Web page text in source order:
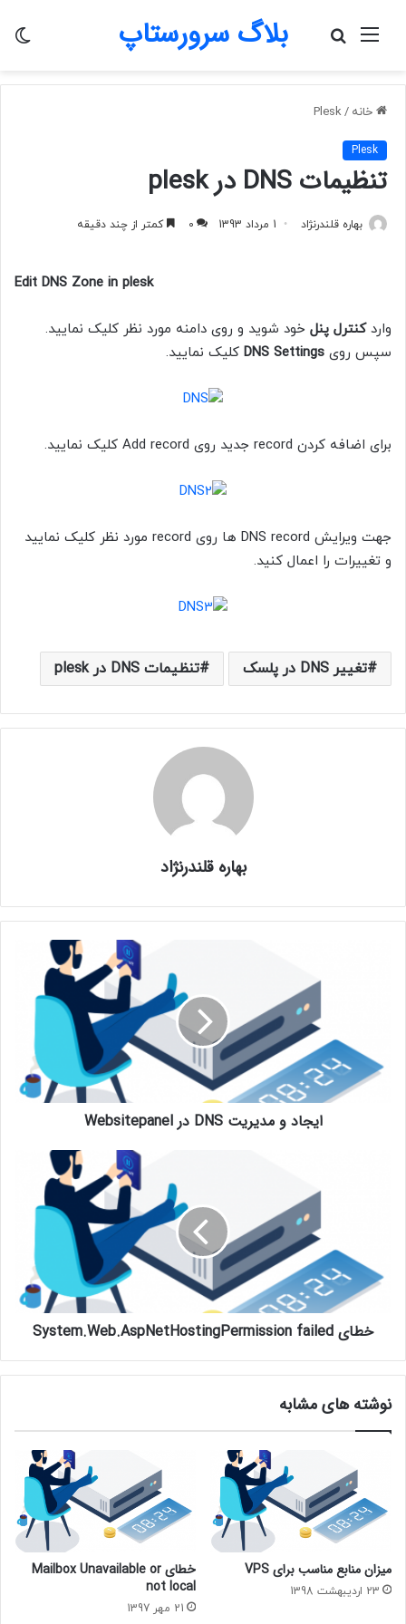
بلاگ سرورستاپ منو
جستجو
خانه /
Plesk
Plesk
تنظیمات DNS در plesk
بهاره قلندرنژاد 1 مرداد 1393 0 کمتر از چند دقیقه
Edit DNS Zone in plesk
واردکنترل پنل خود شوید و روی دامنه مورد نظر کلیک نمایید.
سپس روی DNS Settings کلیک نمایید.
برای اضافه کردن record جدید روی Add record کلیک نمایید.
جهت ویرایش DNS record ها روی record مورد نظر کلیک نمایید
و تغییرات را اعمال کنید.
تغییر DNS در پلسک تنظیمات DNS در plesk
بهاره قلندرنژاد
ایجاد و مدیریت DNS در Websitepanel
خطای System.Web.AspNetHostingPermission failed
نوشته های مشابه
میزان منابع مناسب برای VPS
23 اردیبهشت 1398
خطای Mailbox Unavailable or
not local
21 مهر 1397